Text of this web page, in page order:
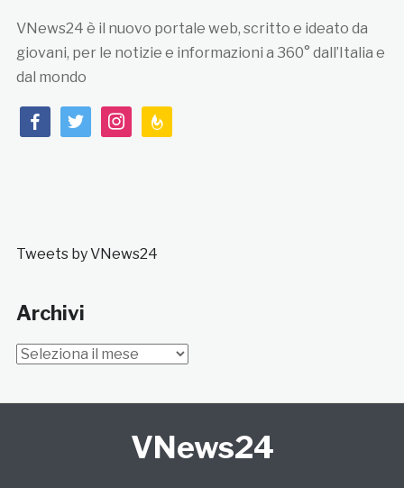
VNews24 è il nuovo portale web, scritto e ideato da
giovani, per le notizie e informazioni a 360° dall’Italia e
dal mondo
facebooktwitterinstagramfeedburner
Tweets by VNews24
Archivi
Archivi
VNews24